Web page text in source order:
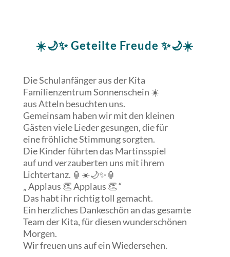
☀️🌙✨ Geteilte Freude ✨🌙☀️
Die Schulanfänger aus der Kita
Familienzentrum Sonnenschein ☀️
aus Atteln besuchten uns.
Gemeinsam haben wir mit den kleinen
Gästen viele Lieder gesungen, die für
eine fröhliche Stimmung sorgten.
Die Kinder führten das Martinsspiel
auf und verzauberten uns mit ihrem
Lichtertanz. 🏮☀️🌙✨🏮
„ Applaus 👏 Applaus 👏 “
Das habt ihr richtig toll gemacht.
Ein herzliches Dankeschön an das gesamte
Team der Kita, für diesen wunderschönen
Morgen.
Wir freuen uns auf ein Wiedersehen.